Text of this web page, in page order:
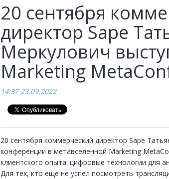
20 сентября
директор Sape
Меркулович
Marketing
14:37 23.09.2022
20 сентября коммерческий директор Sape
конференции в метавселенной Marketing
клиентского опыта: цифровые технологии для
Для тех, кто еще не успел посмотреть